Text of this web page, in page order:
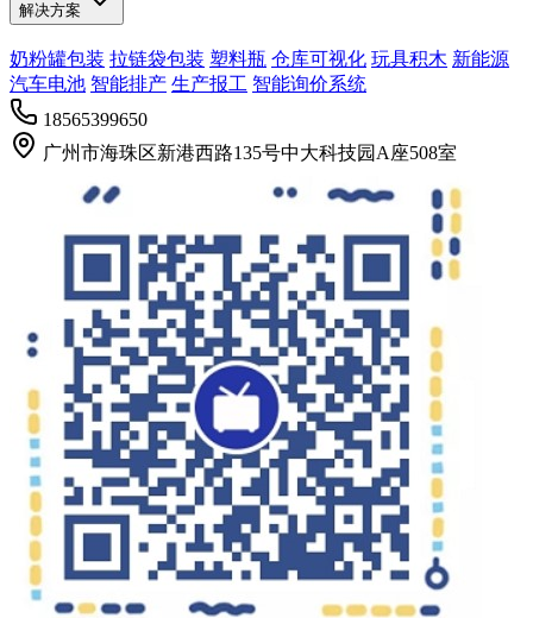
解决方案
奶粉罐包装 拉链袋包装 塑料瓶 仓库可视化 玩具积木 新能源
汽车电池 智能排产 生产报工 智能询价系统
18565399650
广州市海珠区新港西路135号中大科技园A座508室